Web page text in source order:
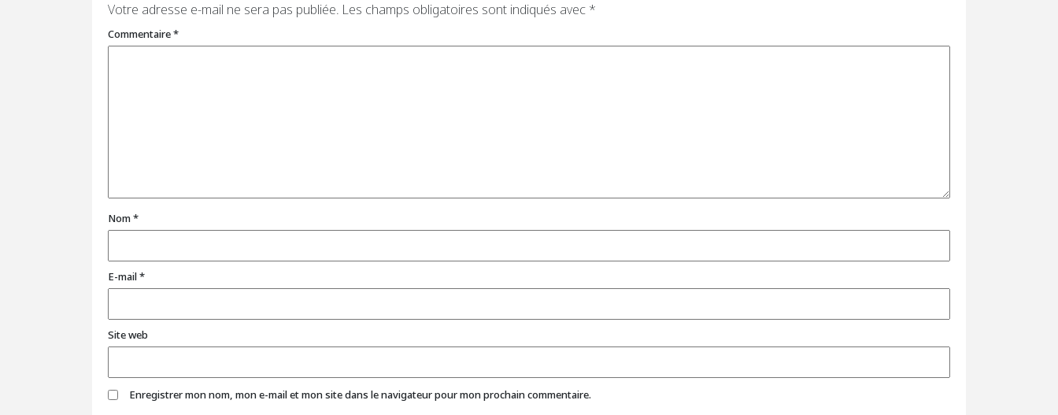
Votre adresse e-mail ne sera pas publiée. Les champs obligatoires sont indiqués avec *
Commentaire*
Nom*
E-mail*
Site web
Enregistrer mon nom, mon e-mail et mon site dans le navigateur pour mon prochain commentaire.